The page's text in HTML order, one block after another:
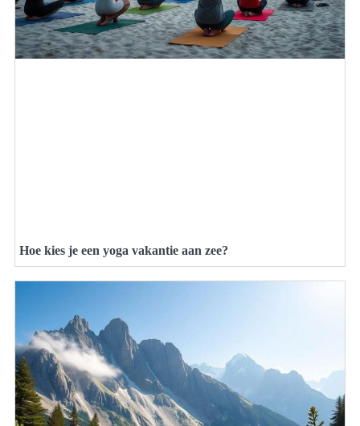
Hoe kies je een yoga vakantie aan zee?